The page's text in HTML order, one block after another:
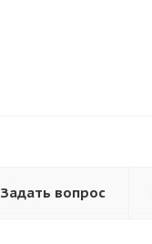
Задать вопрос